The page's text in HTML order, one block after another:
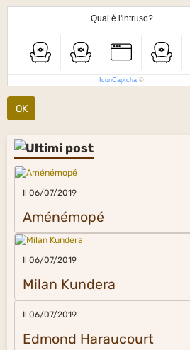
Qual è l'intruso?
IconCaptcha ©
OK
Il 06/07/2019
Aménémopé
Il 06/07/2019
Milan Kundera
Il 06/07/2019
Edmond Haraucourt